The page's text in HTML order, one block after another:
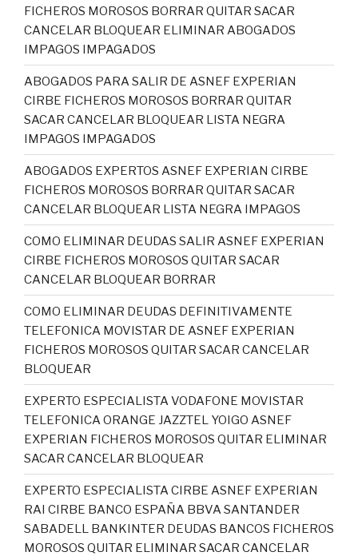
FICHEROS MOROSOS BORRAR QUITAR SACAR
CANCELAR BLOQUEAR ELIMINAR ABOGADOS
IMPAGOS IMPAGADOS
ABOGADOS PARA SALIR DE ASNEF EXPERIAN
CIRBE FICHEROS MOROSOS BORRAR QUITAR
SACAR CANCELAR BLOQUEAR LISTA NEGRA
IMPAGOS IMPAGADOS
ABOGADOS EXPERTOS ASNEF EXPERIAN CIRBE
FICHEROS MOROSOS BORRAR QUITAR SACAR
CANCELAR BLOQUEAR LISTA NEGRA IMPAGOS
COMO ELIMINAR DEUDAS SALIR ASNEF EXPERIAN
CIRBE FICHEROS MOROSOS QUITAR SACAR
CANCELAR BLOQUEAR BORRAR
COMO ELIMINAR DEUDAS DEFINITIVAMENTE
TELEFONICA MOVISTAR DE ASNEF EXPERIAN
FICHEROS MOROSOS QUITAR SACAR CANCELAR
BLOQUEAR
EXPERTO ESPECIALISTA VODAFONE MOVISTAR
TELEFONICA ORANGE JAZZTEL YOIGO ASNEF
EXPERIAN FICHEROS MOROSOS QUITAR ELIMINAR
SACAR CANCELAR BLOQUEAR
EXPERTO ESPECIALISTA CIRBE ASNEF EXPERIAN
RAI CIRBE BANCO ESPAÑA BBVA SANTANDER
SABADELL BANKINTER DEUDAS BANCOS FICHEROS
MOROSOS QUITAR ELIMINAR SACAR CANCELAR